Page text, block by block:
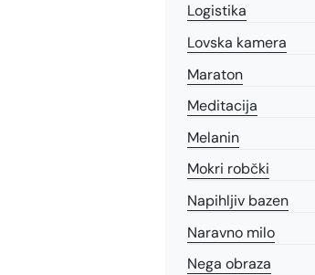
Logistika
Lovska kamera
Maraton
Meditacija
Melanin
Mokri robčki
Napihljiv bazen
Naravno milo
Nega obraza